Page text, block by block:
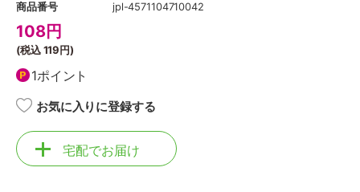
商品番号
jpl-4571104710042
108円
(税込119円)
1ポイント
お気に入りに登録する
宅配でお届け